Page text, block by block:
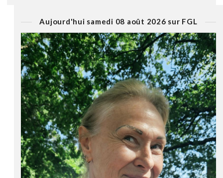
Aujourd'hui samedi 08 août 2026 sur FGL